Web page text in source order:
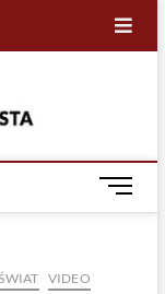
M
e
VIDEO